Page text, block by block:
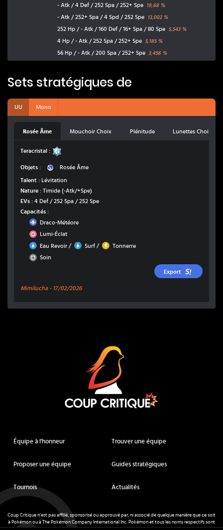
- Atk / 4 Def / 252 Spa / 252+ Spe 19,68%
- Atk / 252+ Spa / 4 Spd / 252 Spe 13,002%
252 Hp / - Atk / 160 Def / 16+ Spa / 80 Spe 5,543%
4 Hp / - Atk / 252 Spa / 252+ Spe 5,185%
56 Hp / - Atk / 200 Spa / 252+ Spe 3,456%
Sets stratégiques de
UU Mono
Rosée Âme Mouchoir Choix Plénitude Lunettes Choix
Teracristal :
Objets :
Rosée Âme
Rosée Âme
Talent : Lévitation
Nature : Timide (-Atk/+Spe)
EVs : 4 Def / 252 Spa / 252 Spe
Capacités :
Dragon
Draco-Météore
PsyLumi-Éclat
Eau
Eau Revoir / Eau
Surf / Électrik
Tonnerre
Normal
Soin
Export
Mimilucha - 17/02/2026
Équipe à l'honneur Trouver une équipe
Proposer une équipe Guides stratégiques
Tournois Actualités
Coup Critique n'est pas affilié, sponsorisé ou approuvé par, ni associé de quelque manière que ce soit
à Pokémon ou à The Pokémon Company International Inc. Pokémon et tous les noms respectifs sont
des marques déposées et des marques déposées. © de Nintendo 1996-2026.